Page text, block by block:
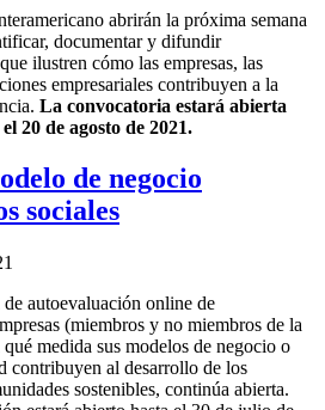
abrirán la próxima semana
documentar y difundir
ilustren cómo las empresas, las
empresariales contribuyen a la
La convocatoria estará abierta
20 de agosto de 2021.
de negocio
sociales
autoevaluación online de
(miembros y no miembros de la
medida sus modelos de negocio o
contribuyen al desarrollo de los
sostenibles, continúa abierta.